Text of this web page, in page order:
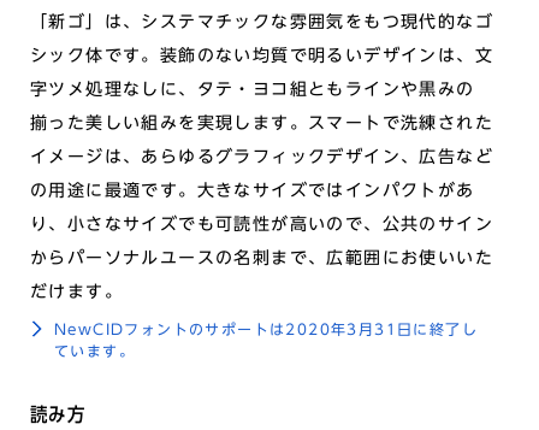
「新ゴ」は、システマチックな雰囲気をもつ現代的なゴ
シック体です。装飾のない均質で明るいデザインは、文
字ツメ処理なしに、タテ・ヨコ組ともラインや黒みの
揃った美しい組みを実現します。スマートで洗練された
イメージは、あらゆるグラフィックデザイン、広告など
の用途に最適です。大きなサイズではインパクトがあ
り、小さなサイズでも可読性が高いので、公共のサイン
からパーソナルユースの名刺まで、広範囲にお使いいた
だけます。
NewCIDフォントのサポートは2020年3月31日に終了し
ています。
読み方